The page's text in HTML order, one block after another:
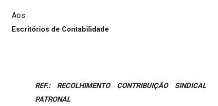
Aos
Escritórios de Contabilidade
REF.: RECOLHIMENTO CONTRIBUIÇÃO SINDICAL
PATRONAL